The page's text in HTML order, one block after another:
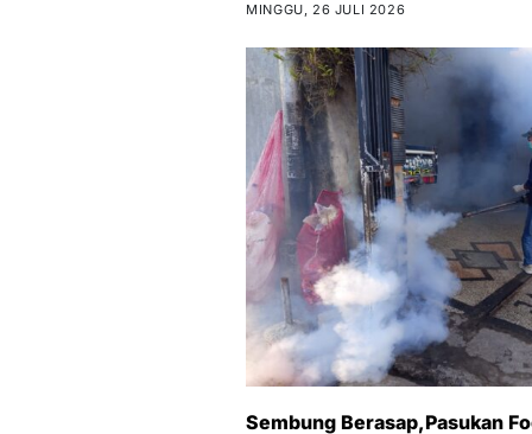
MINGGU, 26 JULI 2026
Sembung Berasap,Pasukan